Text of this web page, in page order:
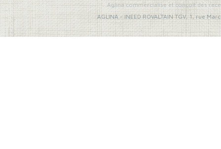
Aglina commercialise et conçoit des
AGLINA- INEED ROVALTAIN TGV, 1, rue